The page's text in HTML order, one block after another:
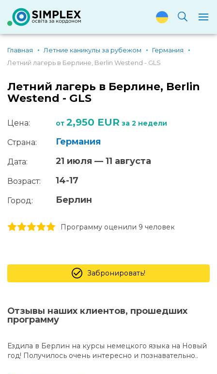
Главная Летние каникулы за рубежом
Германия
Летний лагерь в Берлине, Berlin Westend - GLS
Летний лагерь в Берлине, Berlin
Westend - GLS
Цена: от 2,950 EUR за 2 недели
Страна: Германия
Дата: 21 июля — 11 августа
Возраст: 14-17
Город: Берлин
5 stars
4 stars
3 stars
2 stars
1 stars Программу оценили 9 человек
Забронировать!
Отзывы наших клиентов, прошедших
программу
Ездила в Берлин на курсы немецкого языка на Новый
год! Получилось очень интересно и познавательно..